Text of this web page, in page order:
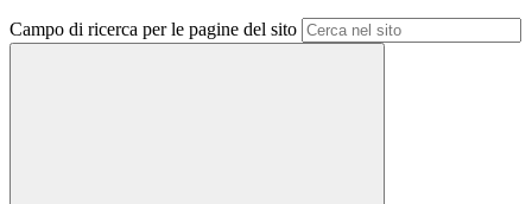
Campo di ricerca per le pagine del sito